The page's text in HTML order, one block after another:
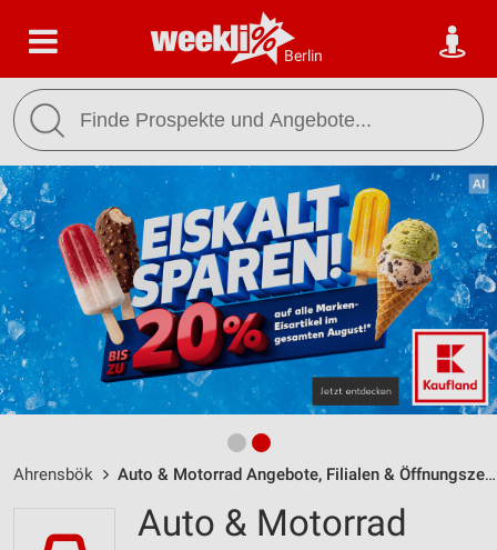
Berlin
Ahrensbök Auto & Motorrad Angebote, Filialen & Öffnungszeiten
Auto & Motorrad